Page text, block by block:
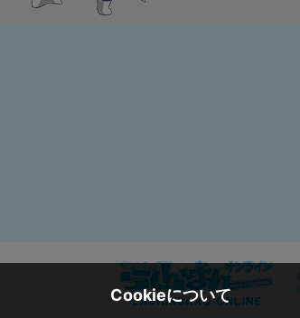
Cookieについて